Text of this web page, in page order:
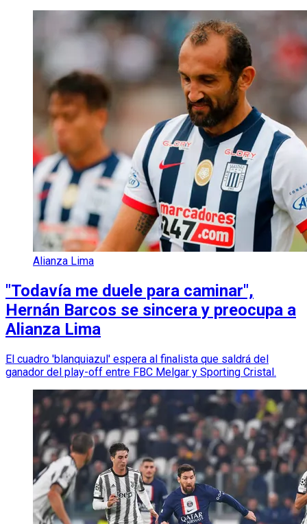
Alianza Lima
"Todavía me duele para caminar",
Hernán Barcos se sincera y preocupa a
Alianza Lima
El cuadro 'blanquiazul' espera al finalista que saldrá del
ganador del play-off entre FBC Melgar y Sporting Cristal.